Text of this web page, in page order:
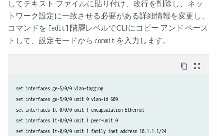
してテキスト ファイルに貼り付け、改行を削除し、ネッ
トワーク設定に一致させる必要がある詳細情報を変更し、
コマンドを [edit] 階層レベルでCLIにコピー アンド ペース
トして、設定モードから commit を入力します。
content_copy zoom_out_map
set interfaces ge-5/0/0 vlan-tagging
set interfaces ge-5/0/0 unit 0 vlan-id 600
set interfaces lt-0/0/0 unit 1 encapsulation Ethernet
set interfaces lt-0/0/0 unit 1 peer-unit 0
set interfaces lt-0/0/0 unit 1 family inet address 10.1.1.1/24